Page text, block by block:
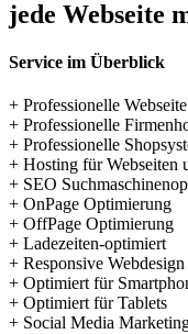
jede Webseite
Service im Überblick
+ Professionelle Webseite
+ Professionelle
+ Professionelle
+ Hosting für Webseiten
+ SEO
+ OnPage Optimierung
+ OffPage Optimierung
+ Ladezeiten-optimiert
+ Responsive Webdesign
+ Optimiert für
+ Optimiert für Tablets
+ Social Media